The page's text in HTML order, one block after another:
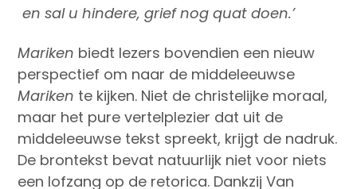
en sal u hindere, grief nog quat doen.’
Mariken biedt lezers bovendien een nieuw
perspectief om naar de middeleeuwse
Mariken te kijken. Niet de christelijke moraal,
maar het pure vertelplezier dat uit de
middeleeuwse tekst spreekt, krijgt de nadruk.
De brontekst bevat natuurlijk niet voor niets
een lofzang op de retorica. Dankzij Van